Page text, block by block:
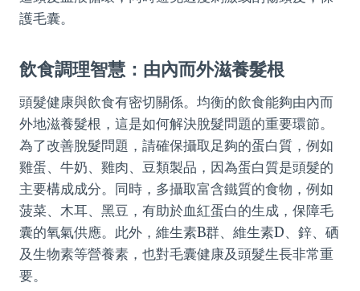
護毛囊。
飲食調理智慧：由內而外滋養髮根
頭髮健康與飲食有密切關係。均衡的飲食能夠由內而
外地滋養髮根，這是如何解決脫髮問題的重要環節。
為了改善脫髮問題，請確保攝取足夠的蛋白質，例如
雞蛋、牛奶、雞肉、豆類製品，因為蛋白質是頭髮的
主要構成成分。同時，多攝取富含鐵質的食物，例如
菠菜、木耳、黑豆，有助於血紅蛋白的生成，保障毛
囊的氧氣供應。此外，維生素B群、維生素D、鋅、硒
及生物素等營養素，也對毛囊健康及頭髮生長非常重
要。